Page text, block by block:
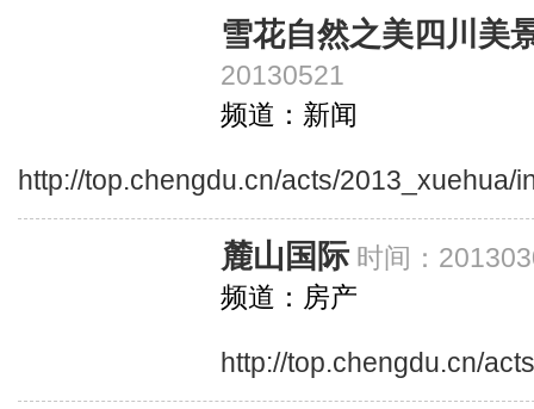
雪花自然之美四川美
20130521
频道：新闻
http://top.chengdu.cn/acts/2013_xuehua/
麓山国际 时间：
频道：房产
http://top.chengdu.cn/